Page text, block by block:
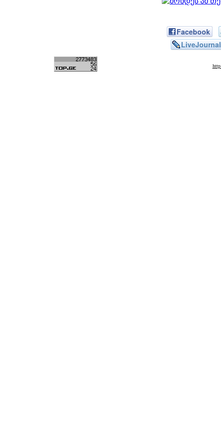
Facebook
LiveJournal